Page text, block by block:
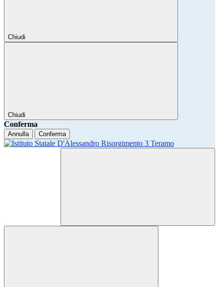
Chiudi
Chiudi
Conferma
Annulla Conferma